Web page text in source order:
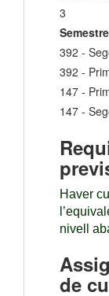
3
392 -
392 -
147 -
147 -
Haver
nivell
de